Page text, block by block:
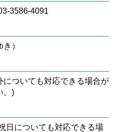
3586-4091
）
ついても対応できる場合が
。)
についても対応できる場